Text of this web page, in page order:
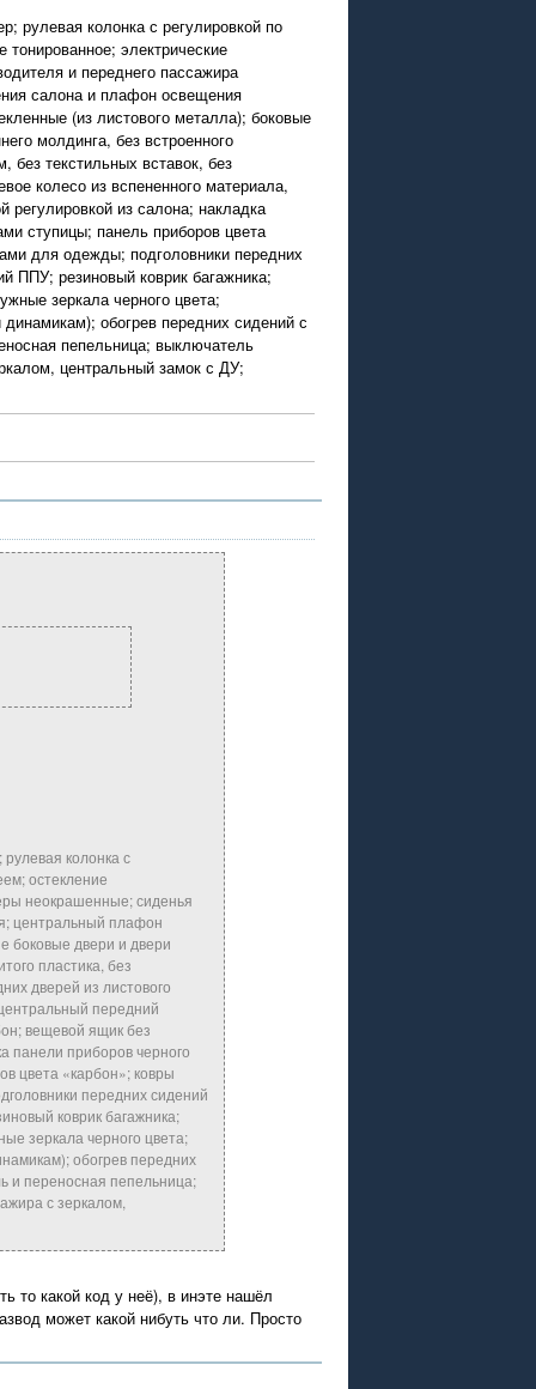
рулевая колонка с регулировкой по
электрические
и переднего пассажира
салона и плафон освещения
(из листового металла); боковые
молдинга, без встроенного
без текстильных вставок, без
колесо из вспененного материала,
из салона; накладка
ступицы; панель приборов цвета
для одежды; подголовники передних
ППУ; резиновый коврик багажника;
зеркала черного цвета;
обогрев передних сидений с
пепельница; выключатель
центральный замок с ДУ;
колонка с
остекление
неокрашенные; сиденья
центральный плафон
боковые двери и двери
пластика, без
дверей из листового
передний
вещевой ящик без
панели приборов черного
цвета «карбон»; ковры
передних сидений
коврик багажника;
зеркала черного цвета;
обогрев передних
и переносная пепельница;
с зеркалом,
то какой код у неё), в инэте нашёл
может какой нибуть что ли. Просто